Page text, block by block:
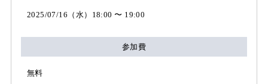
2025/07/16（水）18:00 〜 19:00
参加費
無料